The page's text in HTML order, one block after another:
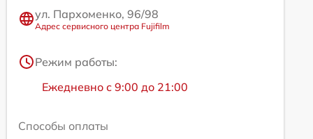
ул. Пархоменко, 96/98
Адрес сервисного центра Fujifilm
Режим работы:
Ежедневно с 9:00 до 21:00
Способы оплаты